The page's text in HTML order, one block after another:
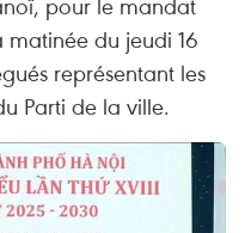
du jeudi 16
représentant les
Parti de la ville.